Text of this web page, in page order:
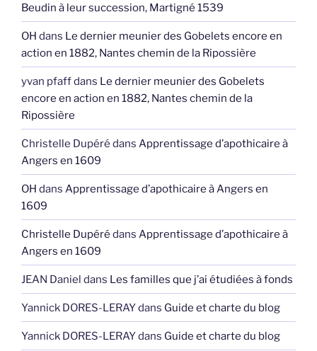
Beudin à leur succession, Martigné 1539
OH dans Le dernier meunier des Gobelets encore en
action en 1882, Nantes chemin de la Ripossière
yvan pfaffdans Le dernier meunier des Gobelets
encore en action en 1882, Nantes chemin de la
Ripossière
Christelle Dupéré dans Apprentissage d’apothicaire à
Angers en 1609
OH dans Apprentissage d’apothicaire à Angers en
1609
Christelle Dupéré dans Apprentissage d’apothicaire à
Angers en 1609
JEAN Daniel dans Les familles que j’ai étudiées à fonds
Yannick DORES-LERAYdans Guide et charte du blog
Yannick DORES-LERAYdans Guide et charte du blog